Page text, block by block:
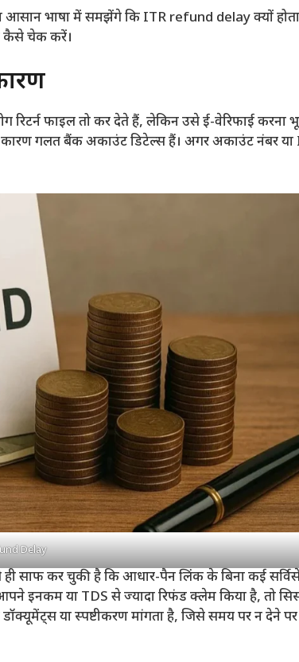
आसान भाषा में समझेंगे कि ITR refund delay क्यों
कैसे चेक करें।
रिटर्न फाइल तो कर देते हैं, लेकिन उसे ई-वेरिफाई करना
कारण गलत बैंक अकाउंट डिटेल्स हैं। अगर अकाउंट नंबर या
Delay
साफ कर चुकी है कि आधार-पैन लिंक के बिना कई
इनकम या TDS से ज्यादा रिफंड क्लेम किया है, तो
या स्पष्टीकरण मांगता है, जिसे समय पर न देने